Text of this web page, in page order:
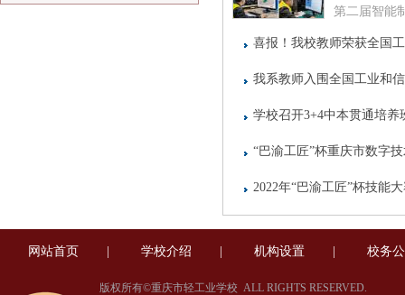
第二届智能
喜报！我校教师荣获全国
我系教师入围全国工业和
用）赛项
学校召开3+4中本贯通培养
“巴渝工匠”杯重庆市数字
2022年“巴渝工匠”杯技能
网站首页 学校介绍 机构设置 校务
版权所有©重庆市轻工业学校 ALL RIGHTS RESERVED.